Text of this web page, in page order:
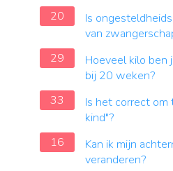
20
Is
van
29
Hoeveel kilo ben
bij 20 weken?
33
Is het correct om
kind"?
16
Kan ik mijn
veranderen?